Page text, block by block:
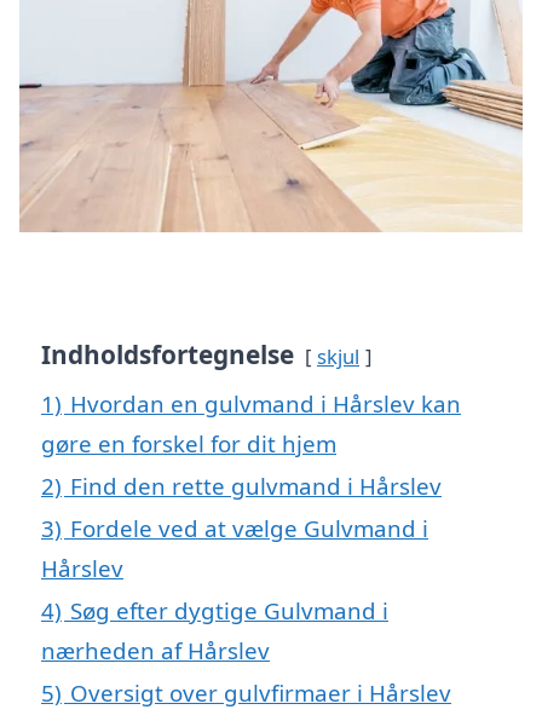
Indholdsfortegnelse skjul
1) Hvordan en gulvmand i Hårslev kan
gøre en forskel for dit hjem
2) Find den rette gulvmand i Hårslev
3) Fordele ved at vælge Gulvmand i
Hårslev
4) Søg efter dygtige Gulvmand i
nærheden af Hårslev
5) Oversigt over gulvfirmaer i Hårslev